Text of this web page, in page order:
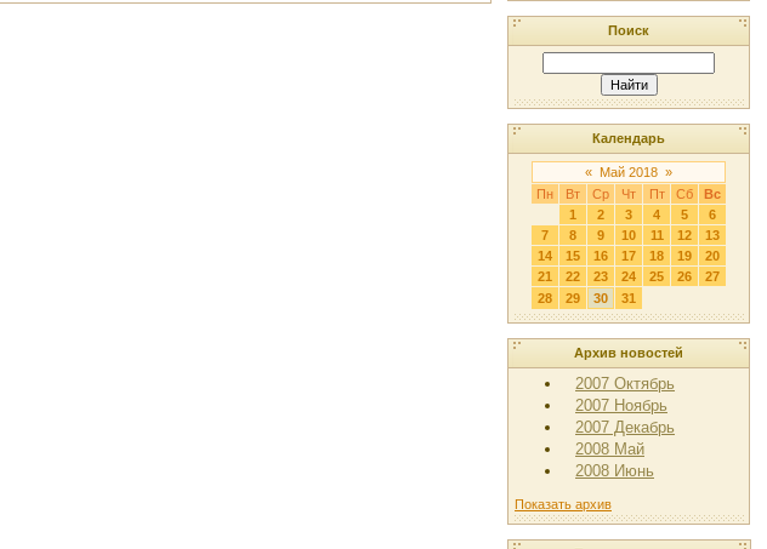
Поиск
Календарь
« Май 2018 »
Пн
Вт Ср Чт Пт Сб
Вс
1
2 3 4 5
6
7
8 9 10 11 12
13
14
15 16 17 18 19
20
21
22 23 24 25 26
27
28
29 30 31
Архив новостей
2007 Октябрь
2007 Ноябрь
2007 Декабрь
2008 Май
2008 Июнь
Показать архив